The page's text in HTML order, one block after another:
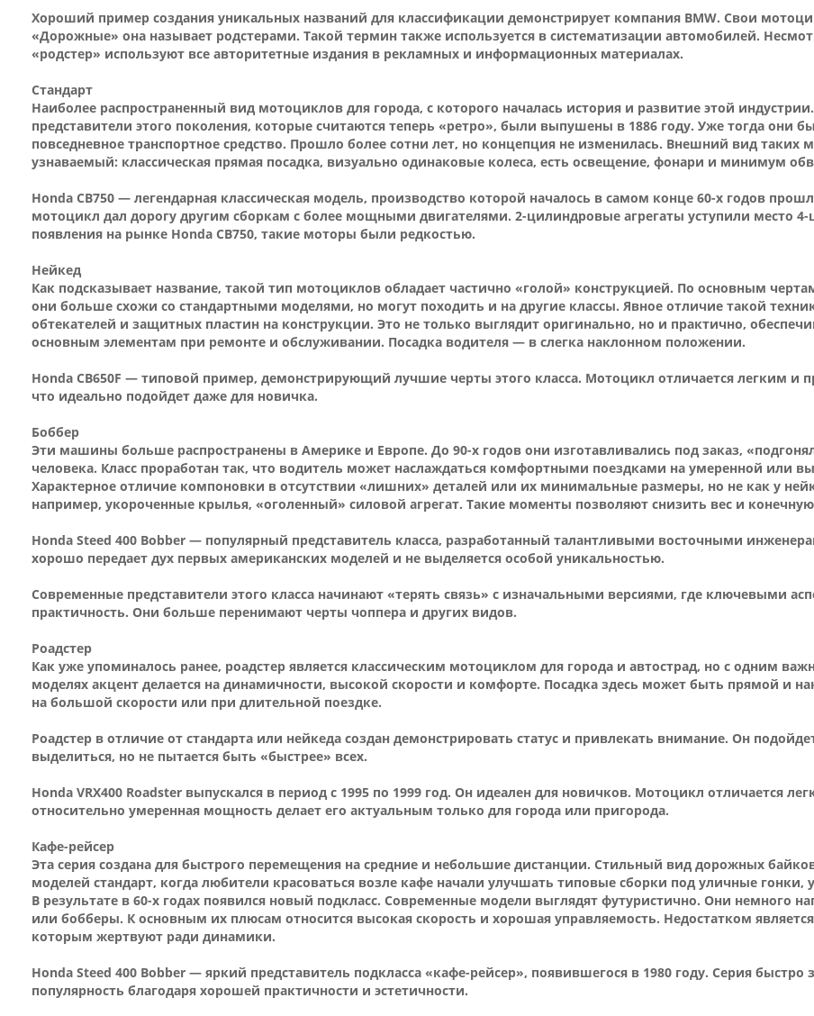
Хороший пример создания уникальных названий для классификации демонстрирует компания BMW. Свои
«Дорожные» она называет родстерами. Такой термин также используется в систематизации автомобилей.
«родстер» используют все авторитетные издания в рекламных и информационных материалах.
Стандарт
Наиболее распространенный вид мотоциклов для города, с которого началась история и развитие этой
представители этого поколения, которые считаются теперь «ретро», были выпушены в 1886 году. Уже тогда они
повседневное транспортное средство. Прошло более сотни лет, но концепция не изменилась. Внешний вид таких
узнаваемый: классическая прямая посадка, визуально одинаковые колеса, есть освещение, фонари и минимум
Honda CB750 — легендарная классическая модель, производство которой началось в самом конце 60-х годов
мотоцикл дал дорогу другим сборкам с более мощными двигателями. 2-цилиндровые агрегаты уступили место
появления на рынке Honda CB750, такие моторы были редкостью.
Нейкед
Как подсказывает название, такой тип мотоциклов обладает частично «голой» конструкцией. По основным
они больше схожи со стандартными моделями, но могут походить и на другие классы. Явное отличие такой
обтекателей и защитных пластин на конструкции. Это не только выглядит оригинально, но и практично,
основным элементам при ремонте и обслуживании. Посадка водителя — в слегка наклонном положении.
Honda CB650F — типовой пример, демонстрирующий лучшие черты этого класса. Мотоцикл отличается легким и
что идеально подойдет даже для новичка.
Боббер
Эти машины больше распространены в Америке и Европе. До 90-х годов они изготавливались под заказ,
человека. Класс проработан так, что водитель может наслаждаться комфортными поездками на умеренной или
Характерное отличие компоновки в отсутствии «лишних» деталей или их минимальные размеры, но не как у
например, укороченные крылья, «оголенный» силовой агрегат. Такие моменты позволяют снизить вес и
Honda Steed 400 Bobber — популярный представитель класса, разработанный талантливыми восточными
хорошо передает дух первых американских моделей и не выделяется особой уникальностью.
Современные представители этого класса начинают «терять связь» с изначальными версиями, где ключевыми
практичность. Они больше перенимают черты чоппера и других видов.
Роадстер
Как уже упоминалось ранее, роадстер является классическим мотоциклом для города и автострад, но с одним
моделях акцент делается на динамичности, высокой скорости и комфорте. Посадка здесь может быть прямой и
на большой скорости или при длительной поездке.
Роадстер в отличие от стандарта или нейкеда создан демонстрировать статус и привлекать внимание. Он
выделиться, но не пытается быть «быстрее» всех.
Honda VRX400 Roadster выпускался в период с 1995 по 1999 год. Он идеален для новичков. Мотоцикл отличается
относительно умеренная мощность делает его актуальным только для города или пригорода.
Кафе-рейсер
Эта серия создана для быстрого перемещения на средние и небольшие дистанции. Стильный вид дорожных
моделей стандарт, когда любители красоваться возле кафе начали улучшать типовые сборки под уличные гонки,
В результате в 60-х годах появился новый подкласс. Современные модели выглядят футуристично. Они немного
или бобберы. К основным их плюсам относится высокая скорость и хорошая управляемость. Недостатком
которым жертвуют ради динамики.
Honda Steed 400 Bobber — яркий представитель подкласса «кафе-рейсер», появившегося в 1980 году. Серия быстро
популярность благодаря хорошей практичности и эстетичности.